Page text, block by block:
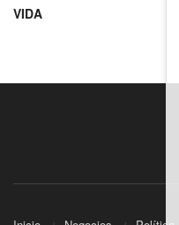
VIDA